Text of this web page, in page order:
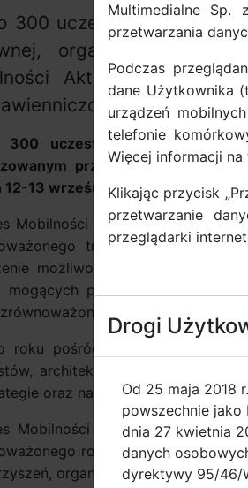
300 uczestników
organizowanym
Aktywnej
Kongresowym
300 uczestników
przez Miasto Gdańsk
12-13 września w Centrum
Mobilności Aktywnej, będący
transportu,
możliwości dialogu,
mogących pochwalić się wysoką
rozwoju oraz
roku pośród prelegentów
architektów i promotorów
oraz najnowsze trendy z tej
Mobilności Aktywnej
rozwoju, a w
organizacji pozarządowych
Multimedialne Sp.
przetwarzania
Podczas
dane Użytkownika
urządzeń
telefonie
Więcej informacji
Klikając przycisk
przetwarzanie
przeglądarki
Drogi
Od 25 maja 2018
powszechnie jako
dnia 27 kwietnia
danych
dyrektywy 95/46/